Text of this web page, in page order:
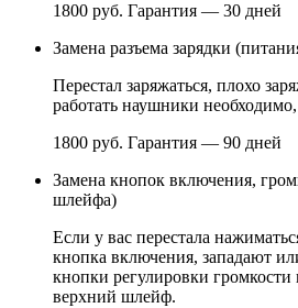
1800 руб. Гарантия — 30 дней
Замена разъема зарядки
Перестал заряжаться, плохо
работать наушники
1800 руб. Гарантия — 90 дней
Замена кнопок включения,
шлейфа)
Если у вас перестала
кнопка включения, западают
кнопки регулировки громкости
верхний шлейф.